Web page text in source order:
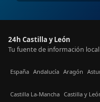
24h Castilla y León
Tu fuente de información
España Andalucía Aragón
Castilla La-Mancha Castilla y